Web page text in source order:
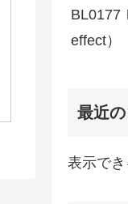
BL0177
effect）
最近
表示でき